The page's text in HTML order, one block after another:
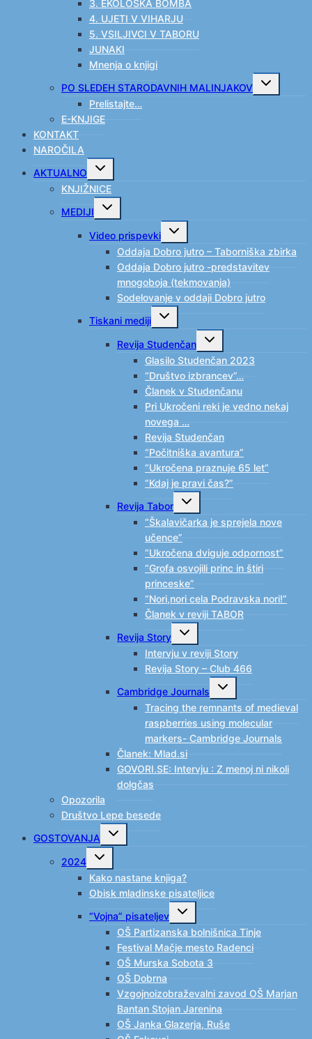
3. EKOLOŠKA BOMBA
4. UJETI V VIHARJU
5. VSILJIVCI V TABORU
JUNAKI
Mnenja o knjigi
PO SLEDEH STARODAVNIH MALINJAKOV
Toggle
child
Prelistajte…
E-KNJIGE
KONTAKT
NAROČILA
AKTUALNO
Toggle
child
menu
KNJIŽNICE
MEDIJI
Toggle
child
Video prispevki
Toggle
child
menu
Oddaja Dobro jutro – Taborniška zbirka
Oddaja Dobro jutro -predstavitev
mnogoboja (tekmovanja)
Sodelovanje v oddaji Dobro jutro
Tiskani mediji
Toggle
child
Revija Studenčan
Toggle
child
menu
Glasilo Studenčan 2023
“Društvo izbrancev”…
Članek v Studenčanu
Pri Ukročeni reki je vedno nekaj
novega …
Revija Studenčan
“Počitniška avantura”
“Ukročena praznuje 65 let”
“Kdaj je pravi čas?”
Revija Tabor
Toggle
child
menu
“Škalavičarka je sprejela nove
učence”
“Ukročena dviguje odpornost”
“Grofa osvojili princ in štiri
princeske”
“Nori,nori cela Podravska nori!”
Članek v reviji TABOR
Revija Story
Toggle
child
menu
Intervju v reviji Story
Revija Story – Club 466
Cambridge Journals
Toggle
child
menu
Tracing the remnants of medieval
raspberries using molecular
markers- Cambridge Journals
Članek: Mlad.si
GOVORI.SE: Intervju : Z menoj ni nikoli
dolgčas
Opozorila
Društvo Lepe besede
GOSTOVANJA
Toggle
child
menu
2024
Toggle
child
menu
Kako nastane knjiga?
Obisk mladinske pisateljice
“Vojna” pisateljev
Toggle
child
menu
OŠ Partizanska bolnišnica Tinje
Festival Mačje mesto Radenci
OŠ Murska Sobota 3
OŠ Dobrna
Vzgojnoizobraževalni zavod OŠ Marjan
Bantan Stojan Jarenina
OŠ Janka Glazerja, Ruše